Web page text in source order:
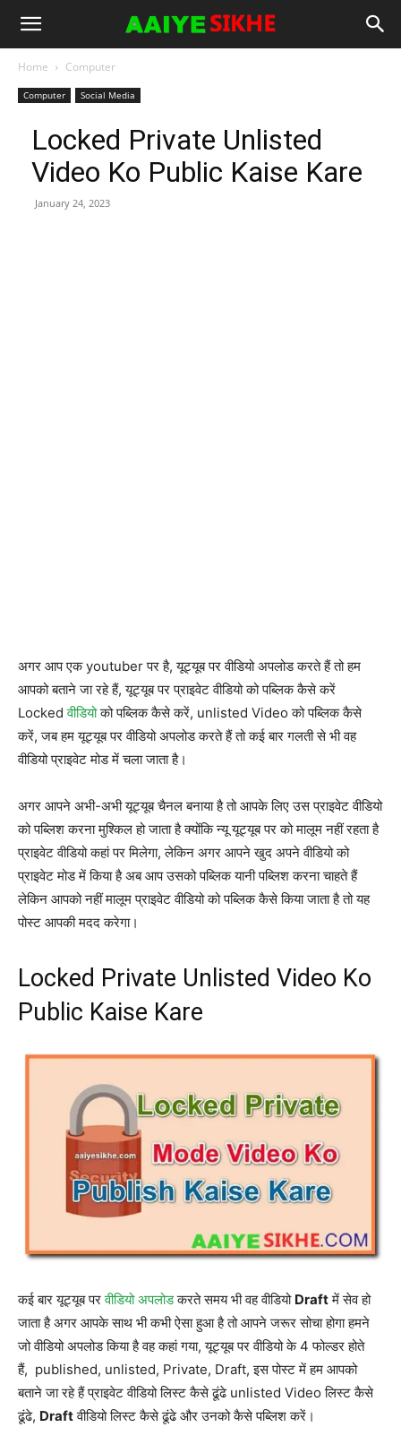
Home Computer
Computer Social Media
Locked Private Unlisted
Video Ko Public Kaise Kare
January 24, 2023
अगर आप एक youtuber पर है, यूट्यूब पर वीडियो अपलोड करते हैं तो हम
आपको बताने जा रहे हैं, यूट्यूब पर प्राइवेट वीडियो को पब्लिक कैसे करें
Lockedवीडियोको पब्लिक कैसे करें, unlisted Video को पब्लिक कैसे
करें, जब हम यूट्यूब पर वीडियो अपलोड करते हैं तो कई बार गलती से भी वह
वीडियो प्राइवेट मोड में चला जाता है।
अगर आपने अभी-अभी यूट्यूब चैनल बनाया है तो आपके लिए उस प्राइवेट वीडियो
को पब्लिश करना मुश्किल हो जाता है क्योंकि न्यू यूट्यूब पर को मालूम नहीं रहता है
प्राइवेट वीडियो कहां पर मिलेगा, लेकिन अगर आपने खुद अपने वीडियो को
प्राइवेट मोड में किया है अब आप उसको पब्लिक यानी पब्लिश करना चाहते हैं
लेकिन आपको नहीं मालूम प्राइवेट वीडियो को पब्लिक कैसे किया जाता है तो यह
पोस्ट आपकी मदद करेगा।
Locked Private Unlisted Video Ko
Public Kaise Kare
कई बार यूट्यूब परवीडियो अपलोडकरते समय भी वह वीडियो Draftमें सेव हो
जाता है अगर आपके साथ भी कभी ऐसा हुआ है तो आपने जरूर सोचा होगा हमने
जो वीडियो अपलोड किया है वह कहां गया, यूट्यूब पर वीडियो के 4 फोल्डर होते
हैं, published, unlisted, Private, Draft, इस पोस्ट में हम आपको
बताने जा रहे हैं प्राइवेट वीडियो लिस्ट कैसे ढूंढे unlisted Video लिस्ट कैसे
ढूंढे, Draftवीडियो लिस्ट कैसे ढूंढे और उनको कैसे पब्लिश करें।